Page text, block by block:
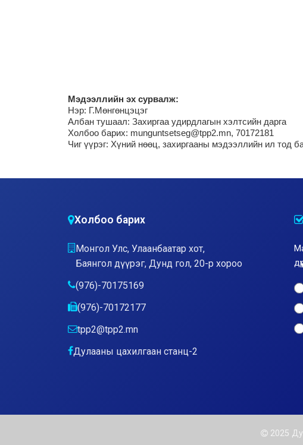
Мэдээллийн эх сурвалж:
Нэр: Г.Мөнгөнцэцэг
Албан тушаал: Захиргаа удирдлагын хэлтсийн дарга
Холбоо барих: munguntsetseg@tpp2.mn, 70172181
Чиг үүрэг: Хүний нөөц, захиргааны мэдээллийн ил тод
Холбоо барих
Монгол Улс, Улаанбаатар хот,
Баянгол дүүрэг, Дунд гол, 20-р хороо
(976)-70175169
(976)-70172177
tpp2@tpp2.mn
Дулааны цахилгаан станц-2
2025